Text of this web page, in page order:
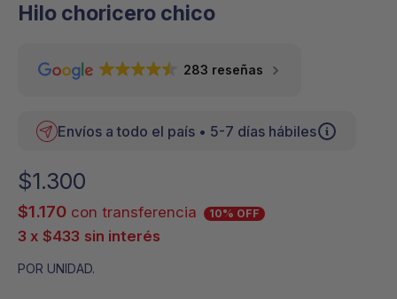
Hilo choricero chico
283 reseñas
Envíos a todo el país • 5-7 días hábiles
$1.300
$1.170 con transferencia 10% OFF
3 x $433 sin interés
POR UNIDAD.